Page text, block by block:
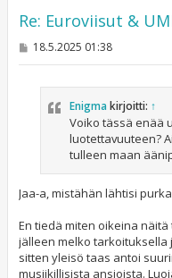
Re: Euroviisut &
V18.5.2025 01:38
Enigma kirjoitti: ↑
Voiko tässä enää
luotettavuuteen?
tulleen maan
Jaa-a, mistähän lähtisi
En tiedä miten oikeina
jälleen melko tarkoituksella
sitten yleisö taas antoi
musiikillisista ansioista.